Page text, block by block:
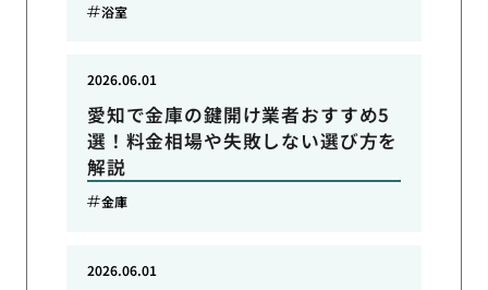
浴室
愛知で金庫の鍵開け業者おすすめ5
選！料金相場や失敗しない選び方を
解説
2026.06.01
金庫
2026.06.01